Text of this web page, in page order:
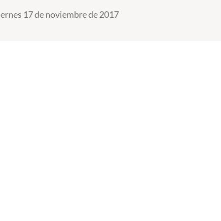
17 de noviembre de 2017